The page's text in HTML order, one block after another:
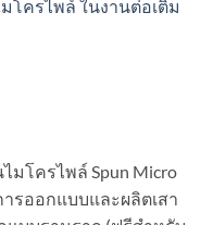
โครไพล์ ในงานต่อเติม
มโครไพล์ Spun Micro
ารออกแบบและผลิตเสา